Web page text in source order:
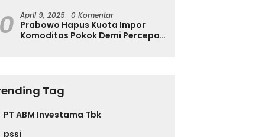
April 9, 2025 0 Komentar
Prabowo Hapus Kuota Impor
Komoditas Pokok Demi Percepat
Tag
PT ABM Investama Tbk
pssi